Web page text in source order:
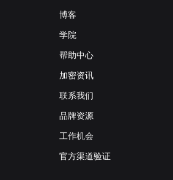
博客
学院
帮助中心
加密资讯
联系我们
品牌资源
工作机会
官方渠道验证